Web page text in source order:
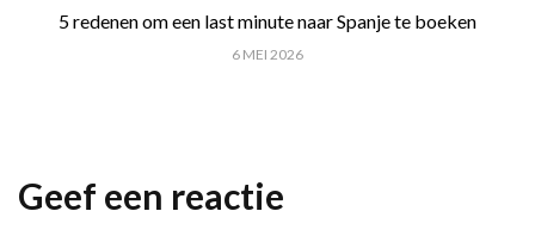
5 redenen om een last minute naar Spanje te boeken
6 MEI 2026
Geef een reactie